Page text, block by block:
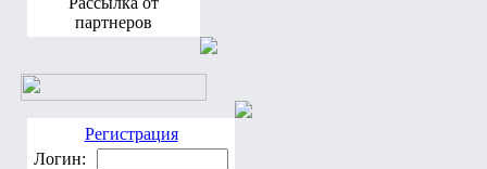
партнеров
Регистрация
Логин: